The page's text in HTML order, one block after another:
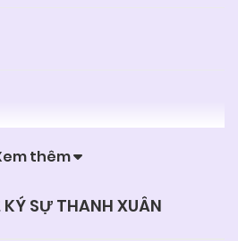
thêm
KÝ SỰ THANH XUÂN